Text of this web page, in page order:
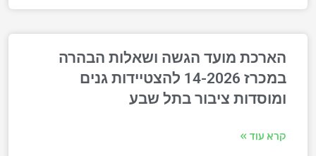
הארכת מועד הגשה ושאלות הבהרה
במכרז 14-2026 להצטיידות גנים
ומוסדות ציבור בתל שבע
קרא עוד »